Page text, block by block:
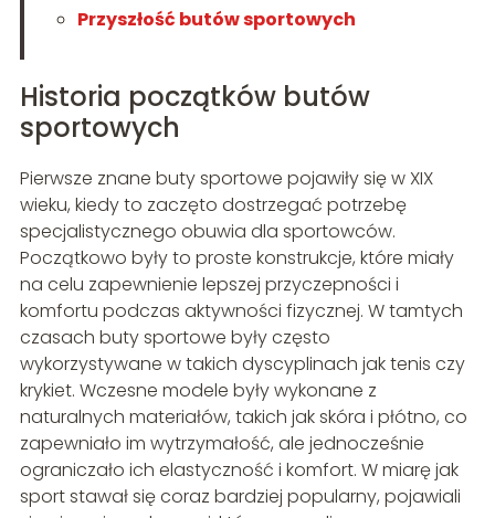
Przyszłość butów sportowych
Historia początków butów
sportowych
Pierwsze znane buty sportowe pojawiły się w XIX
wieku, kiedy to zaczęto dostrzegać potrzebę
specjalistycznego obuwia dla sportowców.
Początkowo były to proste konstrukcje, które miały
na celu zapewnienie lepszej przyczepności i
komfortu podczas aktywności fizycznej. W tamtych
czasach buty sportowe były często
wykorzystywane w takich dyscyplinach jak tenis czy
krykiet. Wczesne modele były wykonane z
naturalnych materiałów, takich jak skóra i płótno, co
zapewniało im wytrzymałość, ale jednocześnie
ograniczało ich elastyczność i komfort. W miarę jak
sport stawał się coraz bardziej popularny, pojawiali